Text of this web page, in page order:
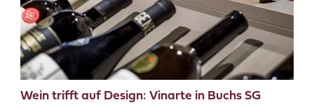
Wein trifft auf Design: Vinarte in Buchs SG